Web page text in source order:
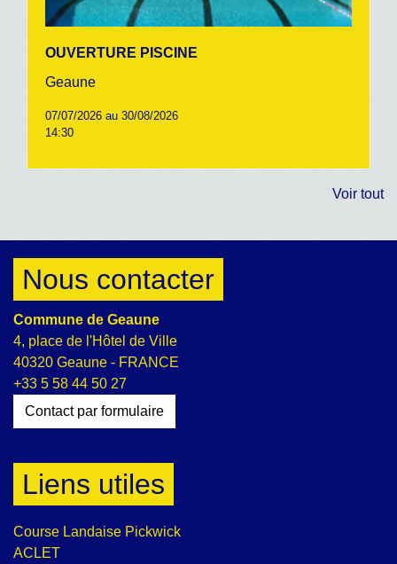
OUVERTURE PISCINE
Geaune
07/07/2026 au 30/08/2026
14:30
Voir tout
Nous contacter
Commune de Geaune
4, place de l'Hôtel de Ville
40320 Geaune - FRANCE
+33 5 58 44 50 27
Contact par formulaire
Liens utiles
Course Landaise Pickwick
ACLET